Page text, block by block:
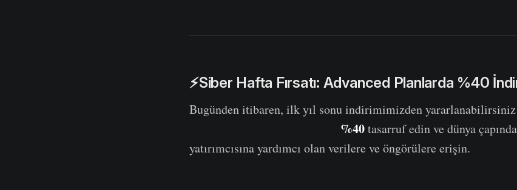
⚡Siber Hafta Fırsatı: Advanced Planlarda %40
Bugünden itibaren, ilk yıl sonu indirimimizden
%40tasarruf edin ve dünya
yatırımcısına yardımcı olan verilere ve öngörülere erişin.